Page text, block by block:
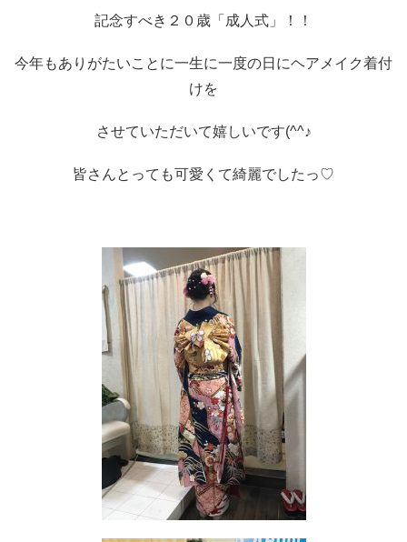
記念すべき２０歳「成人式」！！
今年もありがたいことに一生に一度の日にヘアメイク着付
けを
させていただいて嬉しいです(^^♪
皆さんとっても可愛くて綺麗でしたっ♡